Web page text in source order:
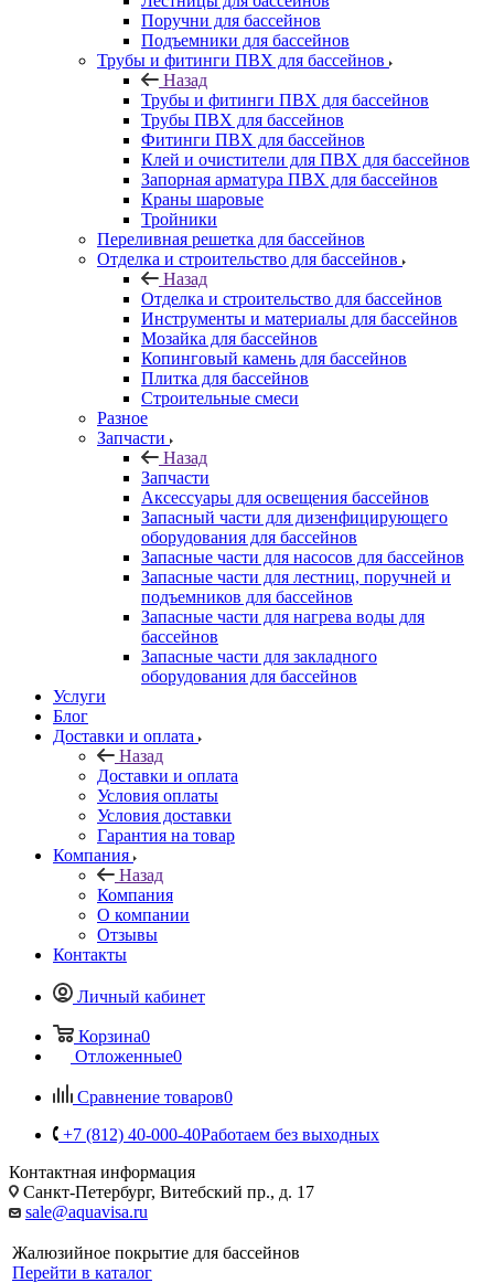
Поручни для бассейнов
Подъемники для бассейнов
Трубы и фитинги ПВХ для бассейнов
Назад
Трубы и фитинги ПВХ для бассейнов
Трубы ПВХ для бассейнов
Фитинги ПВХ для бассейнов
Клей и очистители для ПВХ для бассейнов
Запорная арматура ПВХ для бассейнов
Краны шаровые
Тройники
Переливная решетка для бассейнов
Отделка и строительство для бассейнов
Назад
Отделка и строительство для бассейнов
Инструменты и материалы для бассейнов
Мозайка для бассейнов
Копинговый камень для бассейнов
Плитка для бассейнов
Строительные смеси
Разное
Запчасти
Назад
Запчасти
Аксессуары для освещения бассейнов
Запасный части для дизенфицирующего
оборудования для бассейнов
Запасные части для насосов для бассейнов
Запасные части для лестниц, поручней и
подъемников для бассейнов
Запасные части для нагрева воды для
бассейнов
Запасные части для закладного
оборудования для бассейнов
Услуги
Блог
Доставки и оплата
Назад
Доставки и оплата
Условия оплаты
Условия доставки
Гарантия на товар
Компания
Назад
Компания
О компании
Отзывы
Контакты
Личный кабинет
Корзина0
Отложенные0
Сравнение товаров0
+7 (812) 40-000-40Работаем без выходных
Контактная информация
Санкт-Петербург, Витебский пр., д. 17
sale@aquavisa.ru
Жалюзийное покрытие для бассейнов
Перейти в каталог